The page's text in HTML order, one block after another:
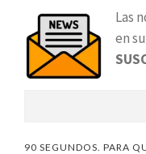
Las
en
90 SEGUNDOS. PARA